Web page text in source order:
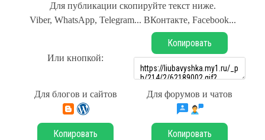
Для публикации скопируйте текст ниже.
Viber, WhatsApp, Telegram... ВКонтакте, Facebook...
Или кнопкой:
Копировать
Для блогов и сайтов Для форумов и чатов
Копировать Копировать